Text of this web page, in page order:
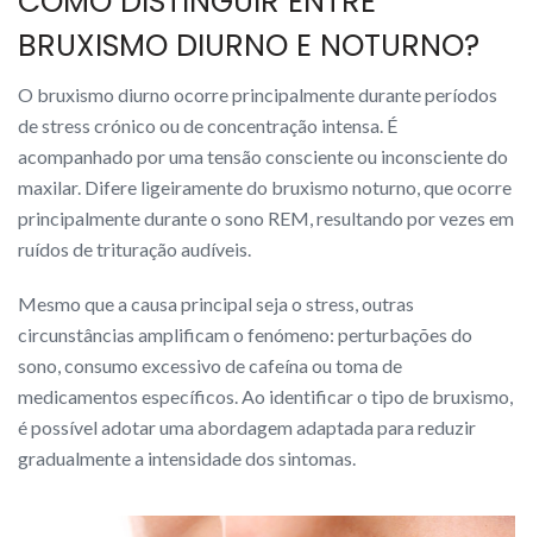
BRUXISMO DIURNO E NOTURNO?
O bruxismo diurno ocorre principalmente durante períodos
de stress crónico ou de concentração intensa. É
acompanhado por uma tensão consciente ou inconsciente do
maxilar. Difere ligeiramente do bruxismo noturno, que ocorre
principalmente durante o sono REM, resultando por vezes em
ruídos de trituração audíveis.
Mesmo que a causa principal seja o stress, outras
circunstâncias amplificam o fenómeno: perturbações do
sono, consumo excessivo de cafeína ou toma de
medicamentos específicos. Ao identificar o tipo de bruxismo,
é possível adotar uma abordagem adaptada para reduzir
gradualmente a intensidade dos sintomas.